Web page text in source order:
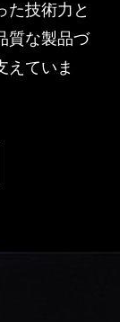
た技術力と
質な製品づ
えていま